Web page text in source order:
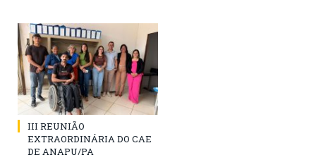
III REUNIÃO
EXTRAORDINÁRIA DO CAE
DE ANAPU/PA